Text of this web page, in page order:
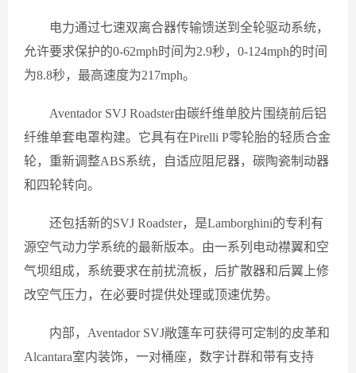
电力通过七速双离合器传输馈送到全轮驱动系统，
允许要求保护的0-62mph时间为2.9秒，0-124mph的时间
为8.8秒，最高速度为217mph。
Aventador SVJ Roadster由碳纤维单胶片围绕前后铝
纤维单套电罩构建。它具有在Pirelli P零轮胎的轻质合金
轮，重新调整ABS系统，自适应阻尼器，碳陶瓷制动器
和四轮转向。
还包括新的SVJ Roadster，是Lamborghini的专利有
源空气动力学系统的最新版本。由一系列电动襟翼和空
气坝组成，系统要求在前扰流板，后扩散器和后翼上修
改空气压力，在必要时提供处理或顶速优势。
内部，Aventador SVJ敞篷车可获得可定制的皮革和
Alcantara室内装饰，一对桶座，数字计群和带有支持